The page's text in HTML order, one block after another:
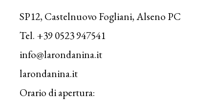
SP12, Castelnuovo Fogliani, Alseno PC
Tel. +39 0523 947541
info@larondanina.it
larondanina.it
Orario di apertura: